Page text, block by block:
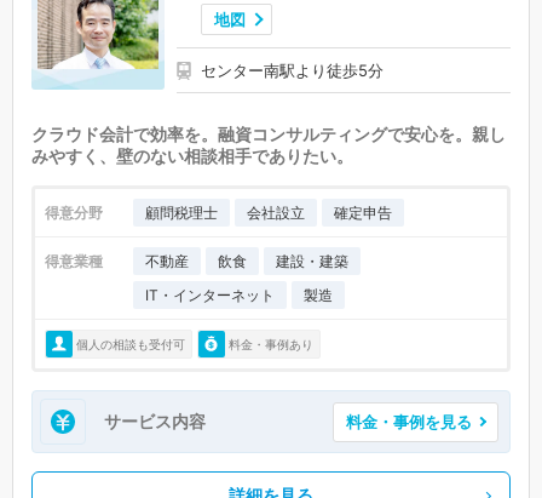
地図
センター南駅より徒歩5分
クラウド会計で効率を。融資コンサルティングで安心を。親し
みやすく、壁のない相談相手でありたい。
得意分野 顧問税理士 会社設立 確定申告
得意業種 不動産 飲食
建設・建築
IT・インターネット
製造
個人の相談も受付可 料金・事例あり
サービス内容 料金・事例を見る